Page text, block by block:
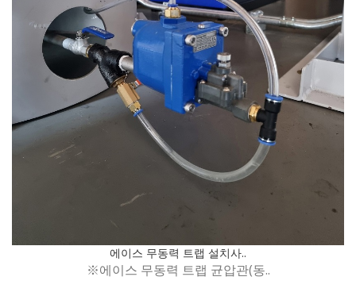
에이스 무동력 트랩 설치사..
※에이스 무동력 트랩 균압관(동..